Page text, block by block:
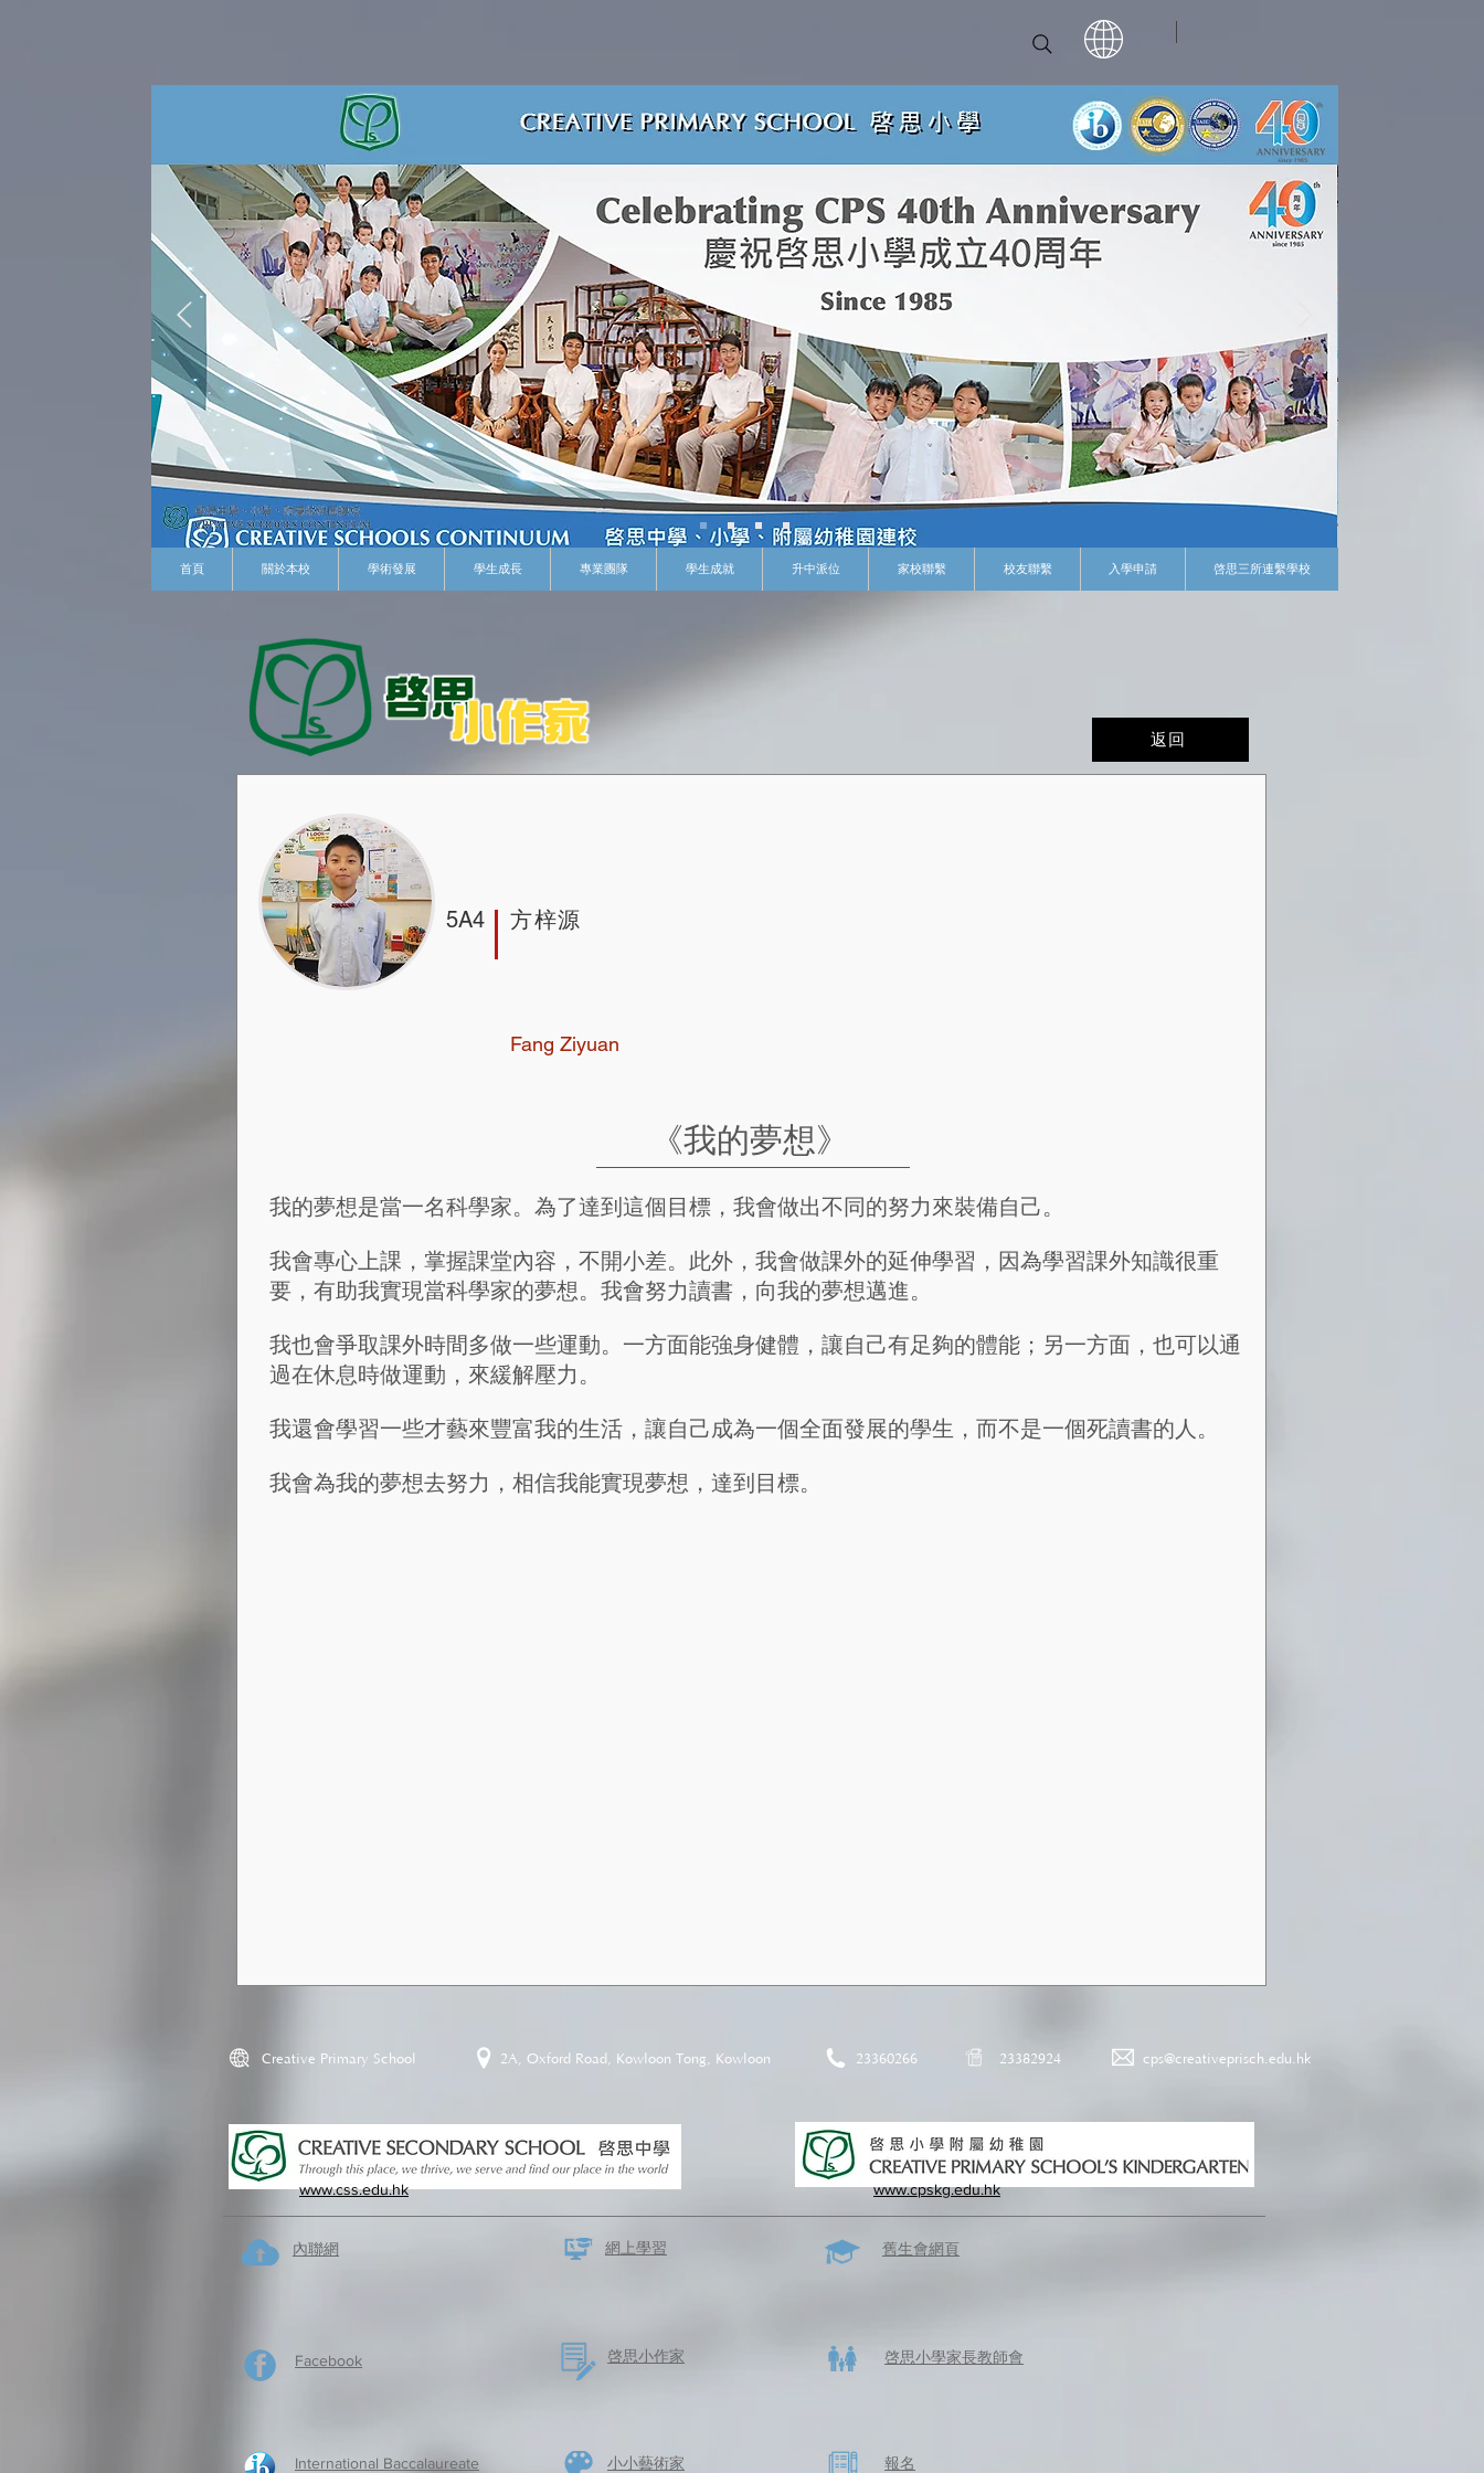
首頁 關於本校 學術發展 學生成長 專業團隊 學生成就 升中派位 家校聯繫 校友聯繫 入學申請 啓思三所連繫學校
返回
5A4 方梓源
Fang Ziyuan
《我的夢想》
我的夢想是當一名科學家。為了達到這個目標，我會做出不同的努力來裝備自己。
我會專心上課，掌握課堂內容，不開小差。此外，我會做課外的延伸學習，因為學習課外知識很重
要，有助我實現當科學家的夢想。我會努力讀書，向我的夢想邁進。
我也會爭取課外時間多做一些運動。一方面能強身健體，讓自己有足夠的體能；另一方面，也可以通
過在休息時做運動，來緩解壓力。
我還會學習一些才藝來豐富我的生活，讓自己成為一個全面發展的學生，而不是一個死讀書的人。
我會為我的夢想去努力，相信我能實現夢想，達到目標。
Creative Primary School 2A, Oxford Road, Kowloon Tong, Kowloon 23360266 23382924 cps@creativeprisch.edu.hk
www.css.edu.hk www.cpskg.edu.hk
內聯網
Facebook
International Baccalaureate
網上學習 ​舊生會網頁
啓思​小作家 ​啓思小學家長教師會
​小小藝術家 ​報名